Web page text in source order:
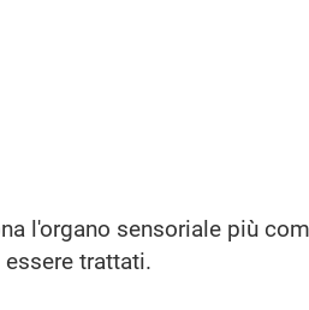
l'organo sensoriale più
trattati.